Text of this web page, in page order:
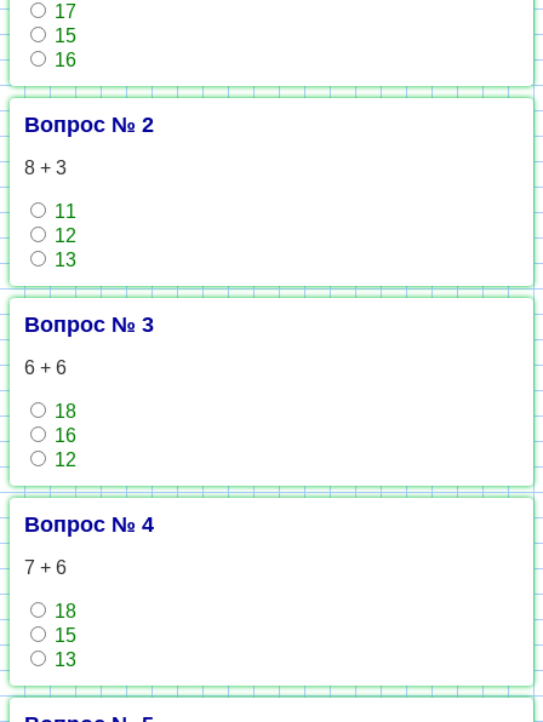
17
15
16
Вопрос № 2
8 + 3
11
12
13
Вопрос № 3
6 + 6
18
16
12
Вопрос № 4
7 + 6
18
15
13